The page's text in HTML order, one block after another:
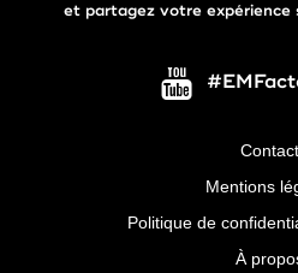
et partagez votre expérience
Contact
Mentions
Politique de
À